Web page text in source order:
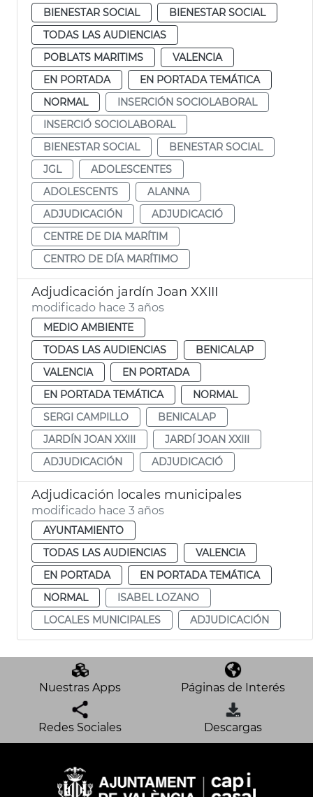
BIENESTAR SOCIAL
BIENESTAR SOCIAL
TODAS LAS AUDIENCIAS
POBLATS MARITIMS
VALENCIA
EN PORTADA
EN PORTADA TEMÁTICA
NORMAL
INSERCIÓN SOCIOLABORAL
INSERCIÓ SOCIOLABORAL
BIENESTAR SOCIAL
BENESTAR SOCIAL
JGL
ADOLESCENTES
ADOLESCENTS
ALANNA
ADJUDICACIÓN
ADJUDICACIÓ
CENTRE DE DIA MARÍTIM
CENTRO DE DÍA MARÍTIMO
Adjudicación jardín Joan XXIII
modificado hace 3 años
MEDIO AMBIENTE
TODAS LAS AUDIENCIAS
BENICALAP
VALENCIA
EN PORTADA
EN PORTADA TEMÁTICA
NORMAL
SERGI CAMPILLO
BENICALAP
JARDÍN JOAN XXIII
JARDÍ JOAN XXIII
ADJUDICACIÓN
ADJUDICACIÓ
Adjudicación locales municipales
modificado hace 3 años
AYUNTAMIENTO
TODAS LAS AUDIENCIAS
VALENCIA
EN PORTADA
EN PORTADA TEMÁTICA
NORMAL
ISABEL LOZANO
LOCALES MUNICIPALES
ADJUDICACIÓN
Nuestras Apps Páginas de Interés
Redes Sociales Descargas